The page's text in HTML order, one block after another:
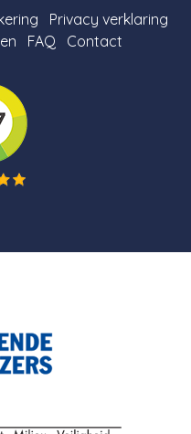
Privacy verklaring
FAQ Contact